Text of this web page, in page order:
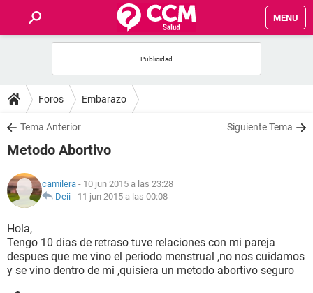
MENU
FOROS
SALUD
NUTRICIÓN
BIENESTAR
SEXUALIDAD
Foros Embarazo
Tema Anterior Siguiente Tema
Metodo Abortivo
camilera - 10 jun 2015 a las 23:28
Deii - 11 jun 2015 a las 00:08
Hola,
Tengo 10 dias de retraso tuve relaciones con mi pareja
despues que me vino el periodo menstrual ,no nos cuidamos
y se vino dentro de mi ,quisiera un metodo abortivo seguro